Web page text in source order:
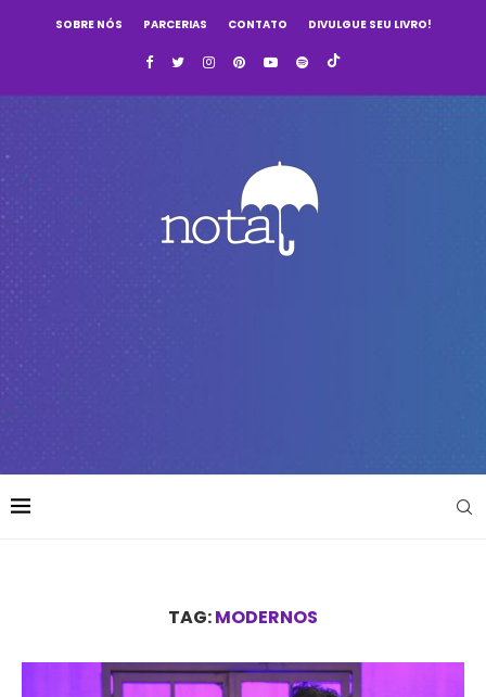
SOBRE NÓS PARCERIAS CONTATO DIVULGUE SEU LIVRO!
TAG:MODERNOS